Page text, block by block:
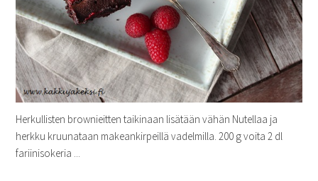
Herkullisten brownieitten taikinaan lisätään vähän Nutellaa ja
herkku kruunataan makeankirpeillä vadelmilla. 200 g voita 2 dl
fariinisokeria ...